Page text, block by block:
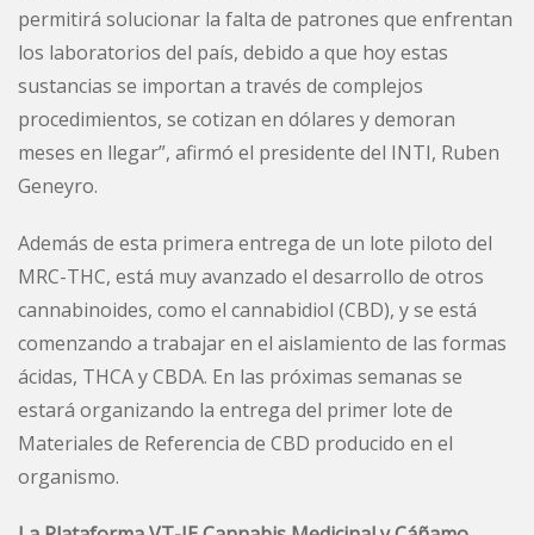
permitirá solucionar la falta de patrones que enfrentan
los laboratorios del país, debido a que hoy estas
sustancias se importan a través de complejos
procedimientos, se cotizan en dólares y demoran
meses en llegar”, afirmó el presidente del INTI, Ruben
Geneyro.
Además de esta primera entrega de un lote piloto del
MRC-THC, está muy avanzado el desarrollo de otros
cannabinoides, como el cannabidiol (CBD), y se está
comenzando a trabajar en el aislamiento de las formas
ácidas, THCA y CBDA. En las próximas semanas se
estará organizando la entrega del primer lote de
Materiales de Referencia de CBD producido en el
organismo.